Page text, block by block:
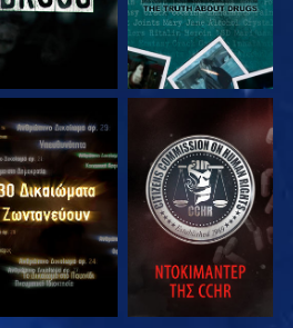
ΠΑΡΑΚΟΛΟΥΘΗΣΤΕ